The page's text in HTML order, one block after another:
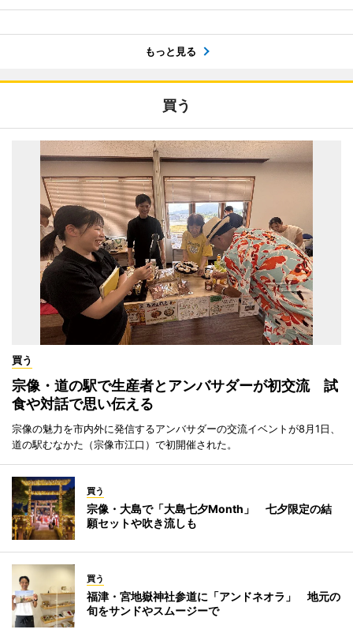
もっと見る
買う
買う
宗像・道の駅で生産者とアンバサダーが初交流 試
食や対話で思い伝える
宗像の魅力を市内外に発信するアンバサダーの交流イベントが8月1日、
道の駅むなかた（宗像市江口）で初開催された。
買う
宗像・大島で「大島七夕Month」 七夕限定の結
願セットや吹き流しも
買う
福津・宮地嶽神社参道に「アンドネオラ」 地元の
旬をサンドやスムージーで